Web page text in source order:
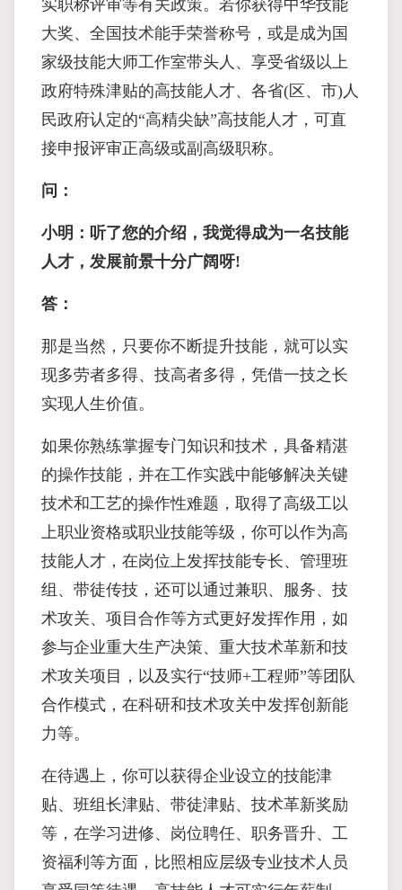
实职称评审等有关政策。若你获得中华技能
大奖、全国技术能手荣誉称号，或是成为国
家级技能大师工作室带头人、享受省级以上
政府特殊津贴的高技能人才、各省(区、市)人
民政府认定的“高精尖缺”高技能人才，可直
接申报评审正高级或副高级职称。
问：
小明：听了您的介绍，我觉得成为一名技能
人才，发展前景十分广阔呀!
答：
那是当然，只要你不断提升技能，就可以实
现多劳者多得、技高者多得，凭借一技之长
实现人生价值。
如果你熟练掌握专门知识和技术，具备精湛
的操作技能，并在工作实践中能够解决关键
技术和工艺的操作性难题，取得了高级工以
上职业资格或职业技能等级，你可以作为高
技能人才，在岗位上发挥技能专长、管理班
组、带徒传技，还可以通过兼职、服务、技
术攻关、项目合作等方式更好发挥作用，如
参与企业重大生产决策、重大技术革新和技
术攻关项目，以及实行“技师+工程师”等团队
合作模式，在科研和技术攻关中发挥创新能
力等。
在待遇上，你可以获得企业设立的技能津
贴、班组长津贴、带徒津贴、技术革新奖励
等，在学习进修、岗位聘任、职务晋升、工
资福利等方面，比照相应层级专业技术人员